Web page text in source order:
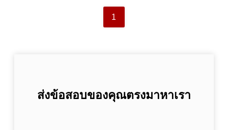
1
ส่งข้อสอบของคุณตรงมาหาเรา